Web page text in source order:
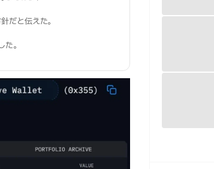
だと伝えた。
。